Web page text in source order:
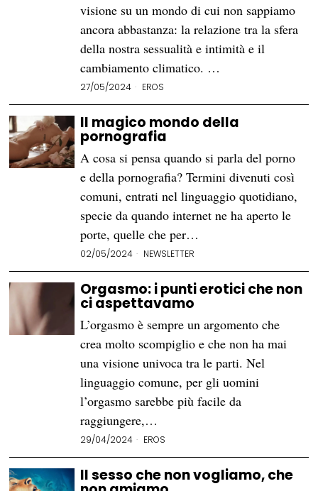
visione su un mondo di cui non sappiamo
ancora abbastanza: la relazione tra la sfera
della nostra sessualità e intimità e il
cambiamento climatico. …
27/05/2024 EROS
Il magico mondo della
pornografia
A cosa si pensa quando si parla del porno
e della pornografia? Termini divenuti così
comuni, entrati nel linguaggio quotidiano,
specie da quando internet ne ha aperto le
porte, quelle che per…
02/05/2024 NEWSLETTER
Orgasmo: i punti erotici che non
ci aspettavamo
L’orgasmo è sempre un argomento che
crea molto scompiglio e che non ha mai
una visione univoca tra le parti. Nel
linguaggio comune, per gli uomini
l’orgasmo sarebbe più facile da
raggiungere,…
29/04/2024 EROS
Il sesso che non vogliamo, che